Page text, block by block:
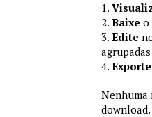
1.
2. Baixe o
3. Edite
4. Exporte
Nenhuma
download.